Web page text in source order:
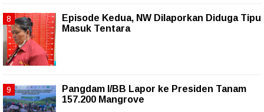
Episode Kedua, NW Dilaporkan Diduga Tipu
Masuk Tentara
Pangdam I/BB Lapor ke Presiden Tanam
157.200 Mangrove